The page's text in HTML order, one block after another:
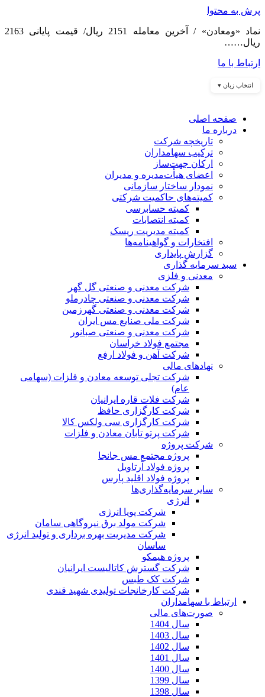
پرش به محتوا
نماد «ومعادن» / آخرین معامله 2151 ریال/ قیمت پایانی 2163
ریال……
ارتباط با ما
انتخاب زبان ▾
صفحه اصلی
درباره ما
تاریخچه شرکت
ترکیب سهامداران
ارکان جهت‌ساز
اعضای هیأت‌مدیره و مدیران
نمودار ساختار سازمانی
کمیته‌های حاکمیت شرکتی
کمیته حسابرسی
کمیته انتصابات
کمیته مدیریت ریسک
افتخارات و گواهینامه‌ها
گزارش پایداری
سبد سرمایه گذاری
معدنی و فلزی
شرکت معدنی و صنعتی گل گهر
شرکت معدنی و صنعتی چادرملو
شرکت معدنی و صنعتی گهرزمین
شرکت ملی صنایع مس ایران
شرکت معدنی و صنعتی صبانور
مجتمع فولاد خراسان
شرکت آهن و فولاد ارفع
نهادهای مالی
شرکت تجلی توسعه معادن و فلزات (سهامی
عام)
شرکت فلات قاره ایرانیان
شرکت کارگزاری حافظ
شرکت کارگزاری سی ولکس کالا
شرکت پرتو تابان معادن و فلزات
شرکت پروژه
پروژه مجتمع مس جانجا
پروژه فولاد آرتاویل
پروژه فولاد اقلید پارس
سایر سرمایه‌گذاری‌ها
انرژی
شرکت پویا انرژی
شرکت مولد برق نیروگاهی سامان
شرکت مدیریت بهره برداری و تولید انرژی
ساسان
پروژه هیمکو
شرکت گسترش کاتالیست ایرانیان
شرکت کک طبس
شرکت کارخانجات تولیدی شهید قندی
ارتباط با سهامداران
صورت‌های مالی
سال 1404
سال 1403
سال 1402
سال 1401
سال 1400
سال 1399
سال 1398